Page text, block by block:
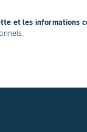
et les informations